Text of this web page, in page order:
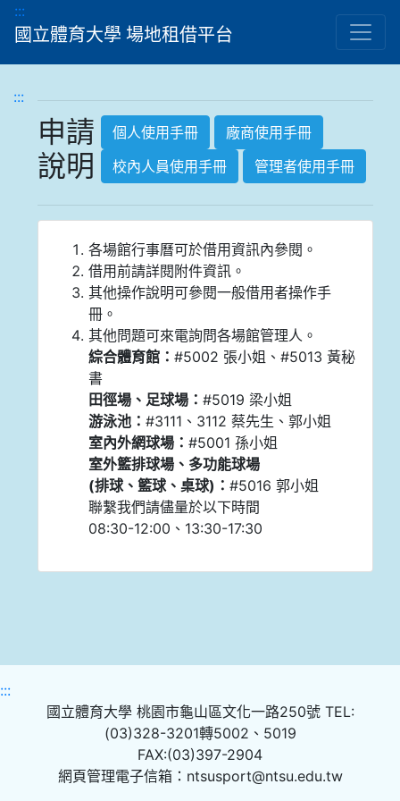
跳到主要內容顯示區
:::
國立體育大學 場地租借平台
:::
申請
說明
個人使用手冊
廠商使用手冊
校內人員使用手冊
管理者使用手冊
各場館行事曆可於借用資訊內參閱。
借用前請詳閱附件資訊。
其他操作說明可參閱一般借用者操作手
冊。
其他問題可來電詢問各場館管理人。
綜合體育館： #5002 張小姐、#5013 黃秘
書
田徑場、足球場： #5019 梁小姐
游泳池： #3111、3112 蔡先生、郭小姐
室內外網球場： #5001 孫小姐
室外籃排球場、多功能球場
(排球、籃球、桌球)： #5016 郭小姐
聯繫我們請儘量於以下時間
08:30-12:00、13:30-17:30
:::
國立體育大學 桃園市龜山區文化一路250號 TEL:
(03)328-3201轉5002、5019
FAX:(03)397-2904
網頁管理電子信箱：ntsusport@ntsu.edu.tw